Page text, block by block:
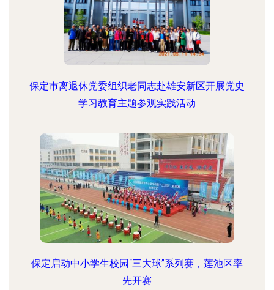
保定市离退休党委组织老同志赴雄安新区开展党史
学习教育主题参观实践活动
保定启动中小学生校园“三大球”系列赛，莲池区率
先开赛